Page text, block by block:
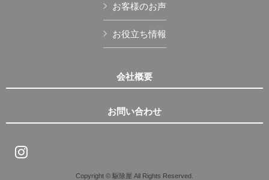
お客様のお声
お役立ち情報
会社概要
お問い合わせ
Copyright © 駆除屋 All Rights Reserved.